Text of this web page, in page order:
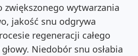
zwiększonego wytwarzania
jakość snu odgrywa
regeneracji całego
Niedobór snu osłabia